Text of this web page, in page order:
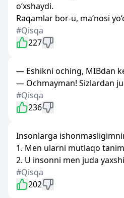
o‘xshaydi.
Raqamlar bor-u, ma’nosi
#Qisqa
227
— Eshikni oching, MIBdan
— Ochmayman! Sizlardan
#Qisqa
236
Insonlarga
1. Men ularni mutlaqo
2. U insonni men juda
#Qisqa
202